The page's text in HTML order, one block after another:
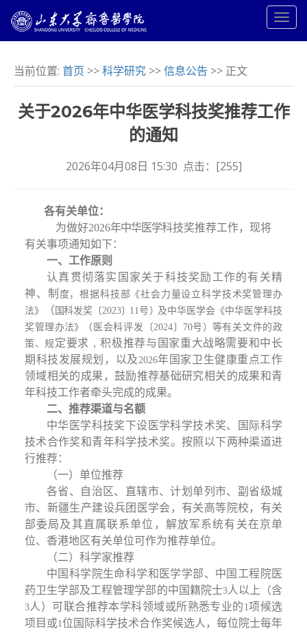
当前位置: 首页 >>科学研究 >>信息公告 >> 正文
关于2026年中华医学科技奖推荐工作
的通知
2026年04月08日 15:30 点击：[255]
各有关单位：
为做好2026年中华医学科技奖推荐工作，现将
有关事项通知如下：
一、工作原则
认真贯彻落实国家关于科技奖励工作的有关精
神、制 度，根据科技部《社会力量设立科学技术奖管理办
法》
（ 国科发奖〔2023〕 11号 ） 及中华医学会《中华医学科技
奖管理 办法》 （ 医会科评发〔2024 〕 70号 ） 等有关文件的政
策、规定要求 ，积极推荐与国家重大战略需要和中长
期科技发展规划，以及2026年国家卫生健康重点工作
领域相关的成果，鼓励推荐基础研究相关的成果和青
年科技工作者牵头完成的成果。
二、推荐渠道与名额
中华医学科技奖下设医学科学技术奖、国际科学
技术合作奖和青年科学技术奖。按照以下两种渠道进
行推荐：
（一）单位推荐
各省、自治区、直辖市、计划单列市、副省级城
市、新疆生产建设兵团医学会，有关高等院校，有关
部委局及其直属联系单位，解放军系统有关在京单
位、香港地区有关单位可作为推荐单位。
（二）科学家推荐
中国科学院生命科学和医学学部、中国工程院医
药卫生学部及工程管理学部的中国籍院士3人以上（含
3 人）可联合推荐本学科领域或所熟悉专业的 1项候选
项目或1位国际科学技术合作奖候选人，每位院士每年